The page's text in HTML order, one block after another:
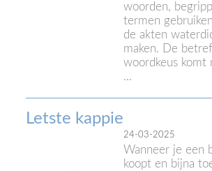
woorden,
termen
de akten
maken. De
woordkeus komt
...
Letste kappie
24-03-2025
Wanneer je een
koopt en bijna